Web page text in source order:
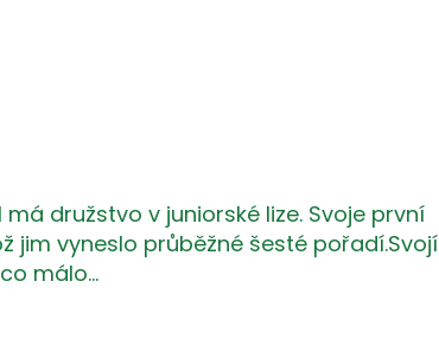
družstvo v juniorské lize. Svoje první
jim vyneslo průběžné šesté pořadí.Svojí
málo…